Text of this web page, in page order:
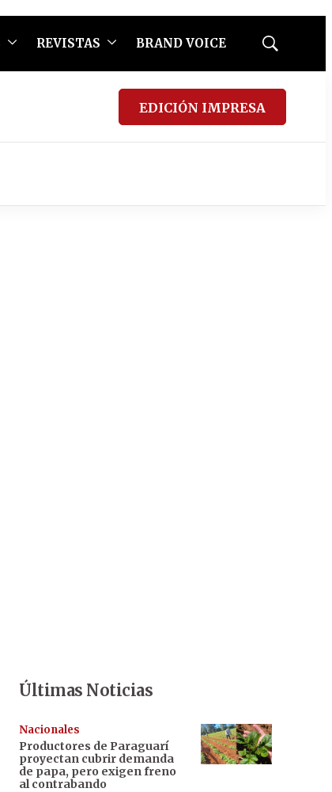
REVISTAS BRAND VOICE
Mostrar
EDICIÓN IMPRESA
Últimas Noticias
Nacionales
Productores de Paraguarí
proyectan cubrir demanda
de papa, pero exigen freno
al contrabando